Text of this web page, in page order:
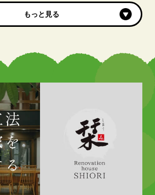
もっと見る
もっと見る